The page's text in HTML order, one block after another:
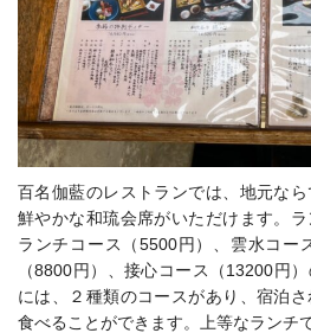
百名伽藍のレストランでは、 地元な
鮮やかな和琉会席がいただけます。
ランチコース（5500円）、雲水コー
（8800円）、接心コース（13200円
には、２種類のコースがあり、宿泊
食べることができます。上等なランチ